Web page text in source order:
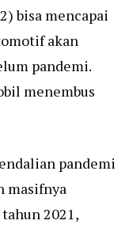
bisa mencapai
akan
pandemi.
menembus
pandemi
masifnya
2021,